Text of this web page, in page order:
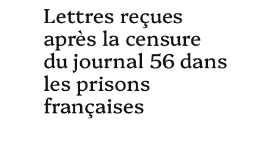
Lettres reçues
après la censure
du journal 56 dans
les prisons
françaises